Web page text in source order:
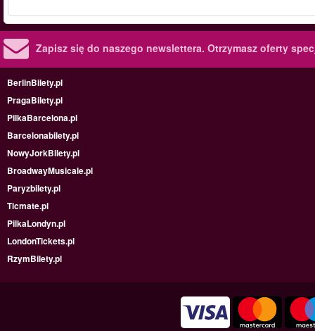
Zapisz się do naszego newslettera. Otrzymasz oferty
BerlinBilety.pl
PragaBilety.pl
PilkaBarcelona.pl
Barcelonabilety.pl
NowyJorkBilety.pl
BroadwayMusicale.pl
Paryzbilety.pl
Ticmate.pl
PilkaLondyn.pl
LondonTickets.pl
RzymBilety.pl